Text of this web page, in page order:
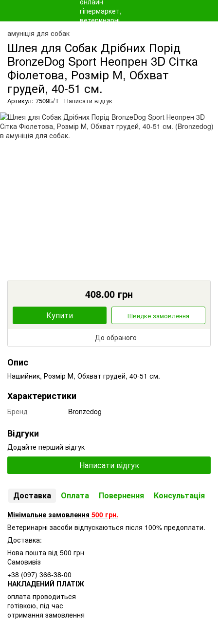
амуніція для собак
Шлея для Собак Дрібних Порід
BronzeDog Sport Неопрен 3D Сітка
Фіолетова, Розмір М, Обхват
грудей, 40-51 см.
Артикул: 7509Б/Т Написати відгук
408.00 грн
Купити Швидке замовлення
До обраного
Опис
Нашийник, Розмір М, Обхват грудей, 40-51 см.
Характеристики
Бренд Bronzedog
Відгуки
Додайте перший відгук
Написати відгук
Доставка Оплата Повернення Консультація
Мінімальне замовлення 500 грн.
Ветеринарні засоби відпускаються після 100% предоплати.
Доставка:
Нова пошта від 500 грн
Самовивіз
+38 (097) 366-38-00
НАКЛАДЕНИЙ ПЛАТІЖ
оплата проводиться
готівкою, під час
отримання замовлення